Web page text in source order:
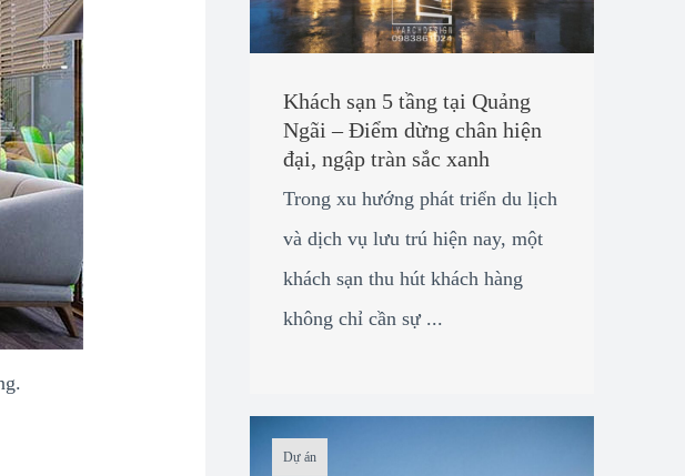
Khách sạn 5 tầng tại Quảng
Ngãi – Điểm dừng chân hiện
đại, ngập tràn sắc xanh
Trong xu hướng phát triển du lịch
và dịch vụ lưu trú hiện nay, một
khách sạn thu hút khách hàng
không chỉ cần sự ...
Dự án